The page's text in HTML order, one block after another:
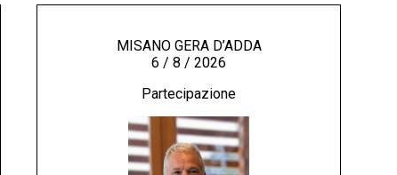
MISANO GERA D’ADDA
6 / 8 / 2026
Partecipazione